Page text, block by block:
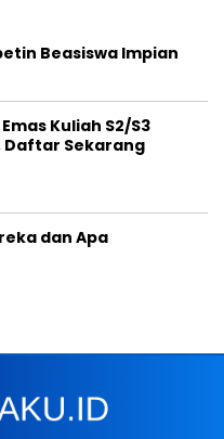
Beasiswa Impian
Kuliah S2/S3
Daftar Sekarang
dan Apa